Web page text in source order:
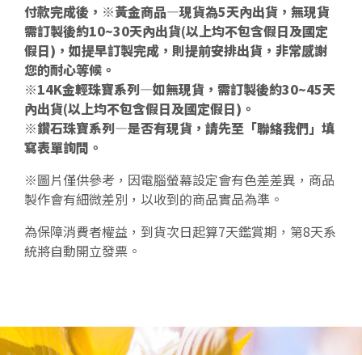
付款完成後，※黃金商品—現貨為5天內出貨，無現貨
需訂製後約10~30天內出貨(以上均不包含假日及國定
假日)，如提早訂製完成，則提前安排出貨，非常感謝
您的耐心等候。
※14K金輕珠寶系列—如無現貨，需訂製後約30~45天
內出貨(以上均不包含假日及國定假日)。
※鑽石珠寶系列—是否有現貨，請先至「聯絡我們」填
寫表單詢問。
※圖片僅供參考，因電腦螢幕設定會有色差差異，商品
製作會有細微差別，以收到的商品實品為準。
為保障消費者權益，到貨次日起算7天鑑賞期，第8天系
統將自動開立發票。